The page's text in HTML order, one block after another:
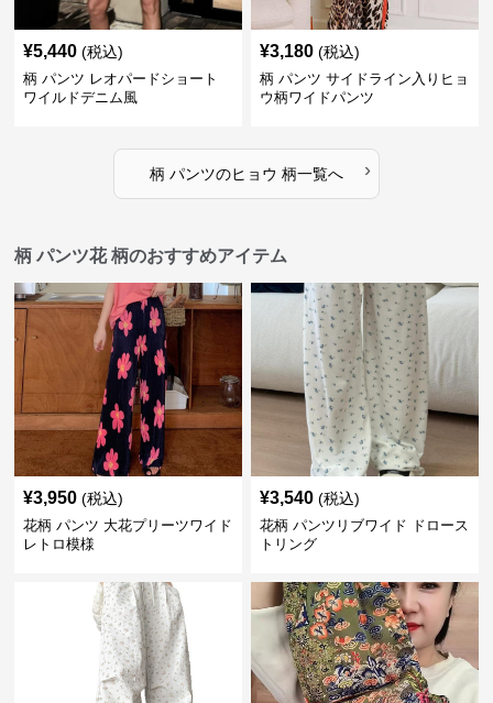
¥5,440 (税込)
柄 パンツ レオパードショート
ワイルドデニム風
¥3,180 (税込)
柄 パンツ サイドライン入りヒョ
ウ柄ワイドパンツ
柄 パンツのヒョウ 柄一覧へ ›
柄 パンツ花 柄のおすすめアイテム
¥3,950 (税込)
花柄 パンツ 大花プリーツワイド
レトロ模様
¥3,540 (税込)
花柄 パンツリブワイド ドロース
トリング